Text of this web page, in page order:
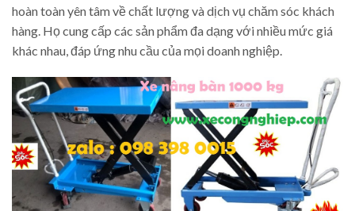
hoàn toàn yên tâm về chất lượng và dịch vụ chăm sóc khách
hàng. Họ cung cấp các sản phẩm đa dạng với nhiều mức giá
khác nhau, đáp ứng nhu cầu của mọi doanh nghiệp.